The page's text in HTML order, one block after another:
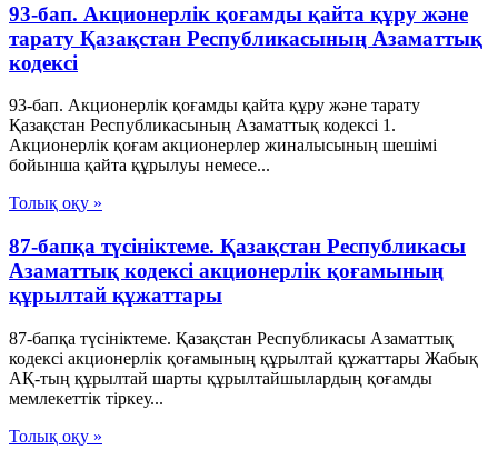
93-бап. Акционерлiк қоғамды қайта құру және
тарату Қазақстан Республикасының Азаматтық
кодексi
93-бап. Акционерлiк қоғамды қайта құру және тарату
Қазақстан Республикасының Азаматтық кодексi 1.
Акционерлiк қоғам акционерлер жиналысының шешiмi
бойынша қайта құрылуы немесе...
Толық оқу »
87-бапқа түсініктеме. Қазақстан Республикасы
Азаматтық кодексі акционерлік қоғамының
құрылтай құжаттары
87-бапқа түсініктеме. Қазақстан Республикасы Азаматтық
кодексі акционерлік қоғамының құрылтай құжаттары Жабық
АҚ-тың құрылтай шарты құрылтайшылардың қоғамды
мемлекеттік тіркеу...
Толық оқу »